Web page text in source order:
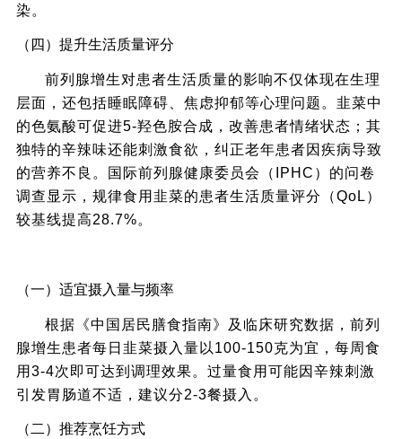
染。
（四）提升生活质量评分
前列腺增生对患者生活质量的影响不仅体现在生理
层面，还包括睡眠障碍、焦虑抑郁等心理问题。韭菜中
的色氨酸可促进5-羟色胺合成，改善患者情绪状态；其
独特的辛辣味还能刺激食欲，纠正老年患者因疾病导致
的营养不良。国际前列腺健康委员会（IPHC）的问卷
调查显示，规律食用韭菜的患者生活质量评分（QoL）
较基线提高28.7%。
（一）适宜摄入量与频率
根据《中国居民膳食指南》及临床研究数据，前列
腺增生患者每日韭菜摄入量以100-150克为宜，每周食
用3-4次即可达到调理效果。过量食用可能因辛辣刺激
引发胃肠道不适，建议分2-3餐摄入。
（二）推荐烹饪方式